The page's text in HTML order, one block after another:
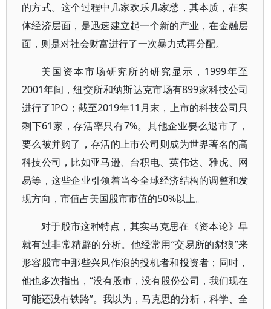
的方式。这个过程中几家欢乐几家愁，其本质，在实
体经济层面，是迅速建立起一个新的产业，在金融层
面，则是对社会财富进行了一次暴力式再分配。
美国资本市场研究所的研究显示，1999年至
2001年间，纽交所和纳斯达克市场有899家科技公司
进行了IPO；截至2019年11月末，上市的科技公司只
剩下61家，存活率只有7%。其他企业要么退市了，
要么被并购了，存活的上市公司则成为世界著名的高
科技公司，比如亚马逊、台积电、英伟达、雅虎、网
易等，这些企业引领着当今全球经济结构的调整和发
现方向，市值占美国股市市值的50%以上。
对于股市这种特点，其实马克思在《资本论》早
就有过非常精辟的分析。他经常用“交易所的豺狼”来
形容股市中那些兴风作浪的投机者和投资者；同时，
他也多次指出，“没有股市，没有股份公司，我们现在
可能还没有铁路”。我以为，马克思的分析，科学、全